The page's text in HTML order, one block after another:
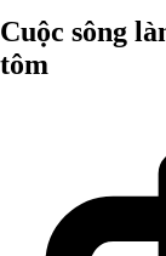
Cuộc sông
tôm